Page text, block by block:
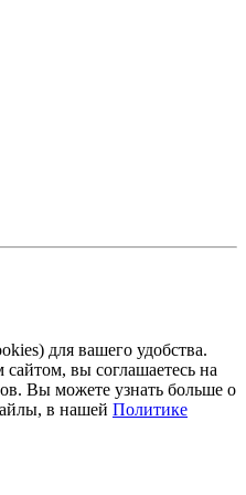
для вашего удобства.
вы соглашаетесь на
Вы можете узнать больше о
в нашей Политике